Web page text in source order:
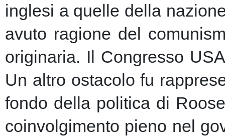
inglesi a quelle della
avuto ragione del
originaria. Il Congresso
Un altro ostacolo fu
fondo della politica di
coinvolgimento pieno nel